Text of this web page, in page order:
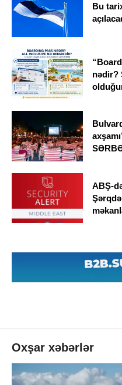
Bu
nədir?
ABŞ-
Oxşar xəbərlər